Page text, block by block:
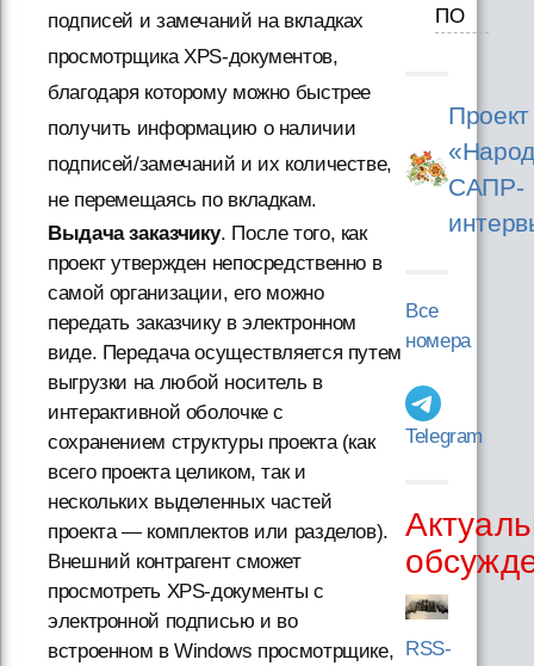
подписей и замечаний на вкладках
просмотрщика XPS-документов,
благодаря которому можно быстрее
получить информацию о наличии
подписей/замечаний и их количестве,
не перемещаясь по вкладкам.
Выдача заказчику. После того, как
проект утвержден непосредственно в
самой организации, его можно
передать заказчику в электронном
виде. Передача осуществляется путем
выгрузки на любой носитель в
интерактивной оболочке с
сохранением структуры проекта (как
всего проекта целиком, так и
нескольких выделенных частей
проекта — комплектов или разделов).
Внешний контрагент сможет
просмотреть XPS-документы с
электронной подписью и во
встроенном в Windows просмотрщике,
ПО
Проект
САПР-
Все
номера
Telegram
RSS-